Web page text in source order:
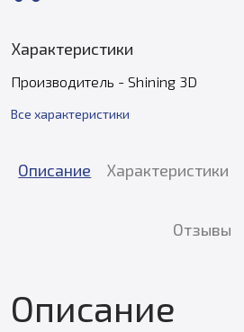
Характеристики
Производитель - Shining 3D
Все характеристики
Описание Характеристики
Отзывы
Описание